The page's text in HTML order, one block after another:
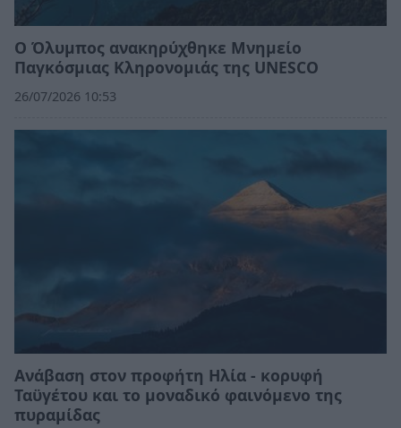
Ο Όλυμπος ανακηρύχθηκε Μνημείο
Παγκόσμιας Κληρονομιάς της UNESCO
26/07/2026 10:53
Ανάβαση στον προφήτη Ηλία - κορυφή
Ταϋγέτου και το μοναδικό φαινόμενο της
πυραμίδας